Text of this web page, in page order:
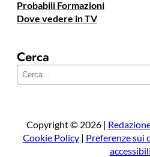
Probabili Formazioni
Dove vedere in TV
Cerca
e
a
Copyright © 2026 |
Cookie Policy| Preferenze sui